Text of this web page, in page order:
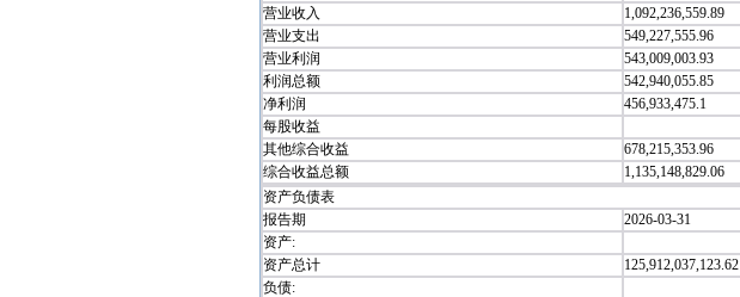
营业收入
1,092,236,559.89
营业支出
549,227,555.96
营业利润
543,009,003.93
利润总额
542,940,055.85
净利润
456,933,475.1
每股收益
其他综合收益
678,215,353.96
综合收益总额
1,135,148,829.06
资产负债表
报告期
2026-03-31
资产:
资产总计
125,912,037,123.62
负债: